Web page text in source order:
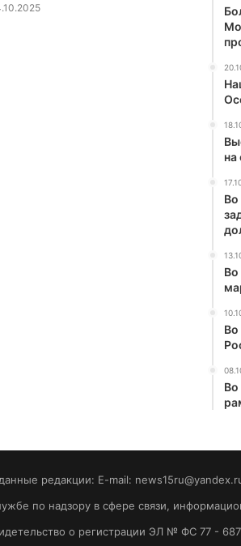
на
Во
Во
Во
Во
редакции: E-mail:
по надзору в сфере связи,
о регистрации ЭЛ № ФС 77 -